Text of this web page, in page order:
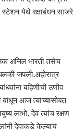
स्टेशन येथे रक्षाबंधन साजरे
अनिल भारती तसेच
जपली.अहोरात्र
बहिणीची उणीव
बांधून आज त्यांच्यासोबत
लाभो, देव त्यांच रक्षण
देवाकडे केल्याचं